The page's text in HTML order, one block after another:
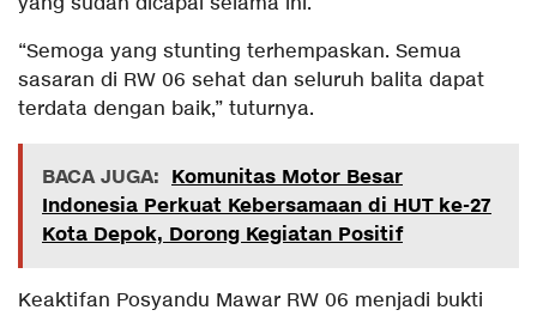
“Semoga yang stunting terhempaskan. Semua
sasaran di RW 06 sehat dan seluruh balita dapat
terdata dengan baik,” tuturnya.
BACA JUGA: Komunitas Motor Besar
Indonesia Perkuat Kebersamaan di HUT ke-27
Kota Depok, Dorong Kegiatan Positif
Keaktifan Posyandu Mawar RW 06 menjadi bukti